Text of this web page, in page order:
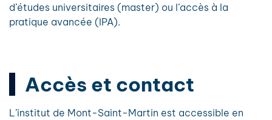
d’études universitaires (master) ou l’accès à la
pratique avancée (IPA).
Accès et contact
L’institut de Mont-Saint-Martin est accessible en